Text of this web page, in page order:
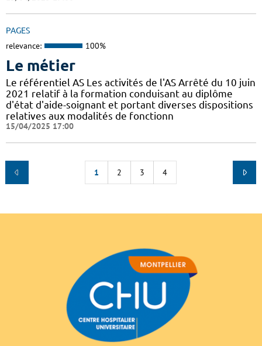
PAGES
relevance: 100%
Le métier
Le référentiel AS Les activités de l'AS Arrêté du 10 juin
2021 relatif à la formation conduisant au diplôme
d'état d'aide-soignant et portant diverses dispositions
relatives aux modalités de fonctionn
15/04/2025 17:00
1 2 3 4